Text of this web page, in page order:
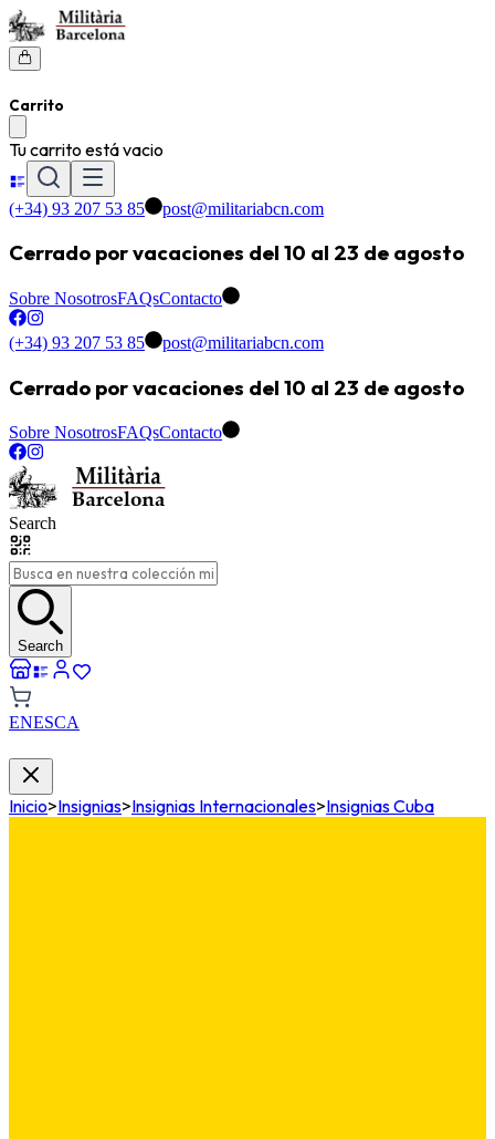
Carrito
Tu carrito está vacio
(+34) 93 207 53 85 post@militariabcn.com
Cerrado por vacaciones del 10 al 23 de agosto
Sobre NosotrosFAQsContacto
(+34) 93 207 53 85 post@militariabcn.com
Cerrado por vacaciones del 10 al 23 de agosto
Sobre NosotrosFAQsContacto
Search
Search
ENESCA
Inicio>Insignias>Insignias Internacionales>Insignias Cuba